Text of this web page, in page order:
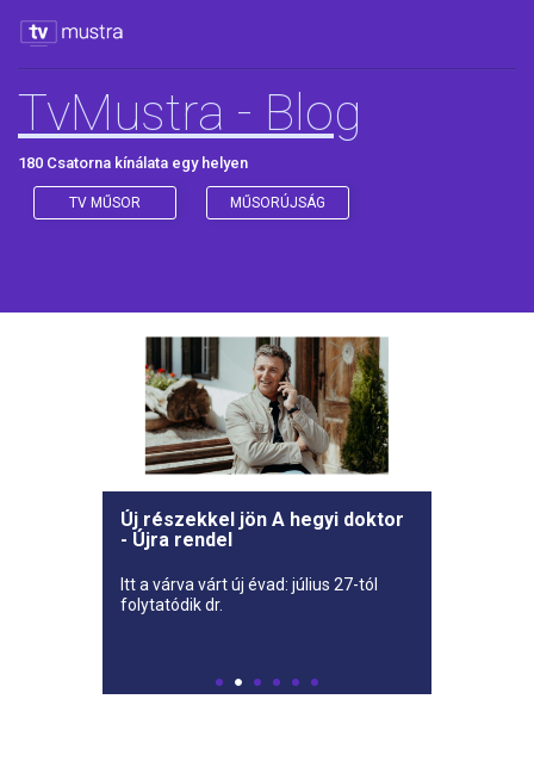
TvMustra - Blog
180 Csatorna kínálata egy helyen
TV MŰSOR MŰSORÚJSÁG
Új részekkel jön A hegyi doktor
- Újra rendel
Itt a várva várt új évad: július 27-tól
folytatódik dr.